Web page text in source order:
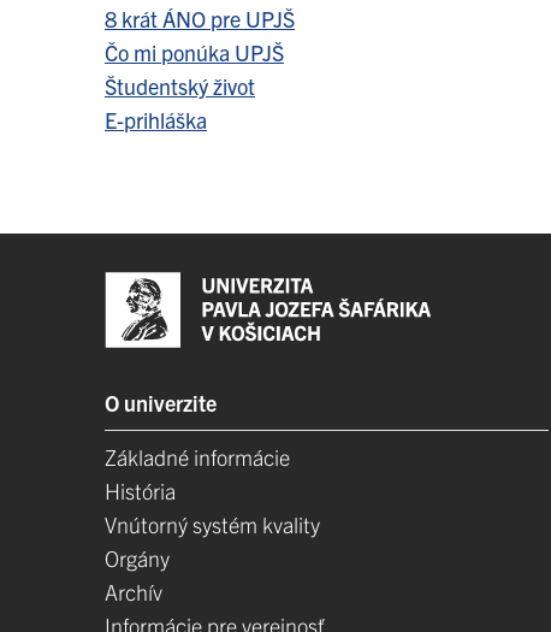
8 krát ÁNO pre UPJŠ
Čo mi ponúka UPJŠ
Študentský život
E-prihláška
O univerzite
Základné informácie
História
Vnútorný systém kvality
Orgány
Archív
Informácie pre verejnosť